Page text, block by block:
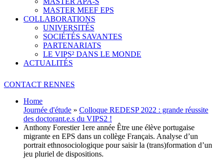
MASTER MEEF EPS
COLLABORATIONS
UNIVERSITÉS
SOCIÉTÉS SAVANTES
PARTENARIATS
LE VIPS² DANS LE MONDE
ACTUALITÉS
CONTACT RENNES
Home
Journée d'étude » Colloque REDESP 2022 : grande réussite
des doctorant.e.s du VIPS2 !
Anthony Forestier 1ere année Être une élève portugaise
migrante en EPS dans un collège Français. Analyse d’un
portrait ethnosociologique pour saisir la (trans)formation d’un
jeu pluriel de dispositions.